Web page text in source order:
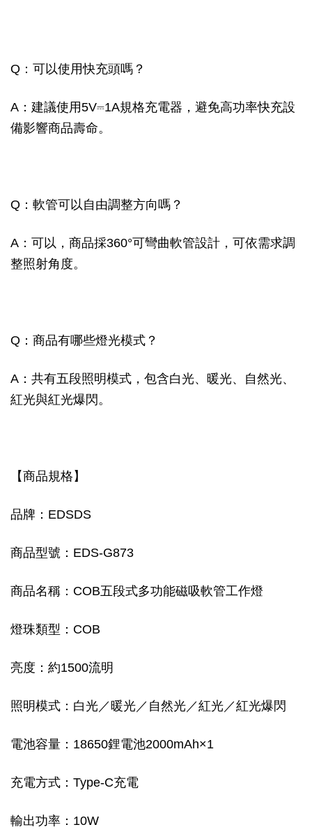
Q：可以使用快充頭嗎？
A：建議使用5V⎓1A規格充電器，避免高功率快充設
備影響商品壽命。
Q：軟管可以自由調整方向嗎？
A：可以，商品採360°可彎曲軟管設計，可依需求調
整照射角度。
Q：商品有哪些燈光模式？
A：共有五段照明模式，包含白光、暖光、自然光、
紅光與紅光爆閃。
【商品規格】
品牌：EDSDS
商品型號：EDS-G873
商品名稱：COB五段式多功能磁吸軟管工作燈
燈珠類型：COB
亮度：約1500流明
照明模式：白光／暖光／自然光／紅光／紅光爆閃
電池容量：18650鋰電池2000mAh×1
充電方式：Type-C充電
輸出功率：10W